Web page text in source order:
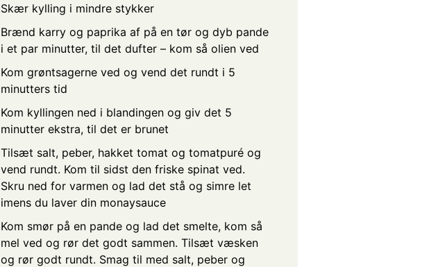
Skær kylling i mindre stykker
Brænd karry og paprika af på en tør og dyb pande
i et par minutter, til det dufter – kom så olien ved
Kom grøntsagerne ved og vend det rundt i 5
minutters tid
Kom kyllingen ned i blandingen og giv det 5
minutter ekstra, til det er brunet
Tilsæt salt, peber, hakket tomat og tomatpuré og
vend rundt. Kom til sidst den friske spinat ved.
Skru ned for varmen og lad det stå og simre let
imens du laver din monaysauce
Kom smør på en pande og lad det smelte, kom så
mel ved og rør det godt sammen. Tilsæt væsken
og rør godt rundt. Smag til med salt, peber og